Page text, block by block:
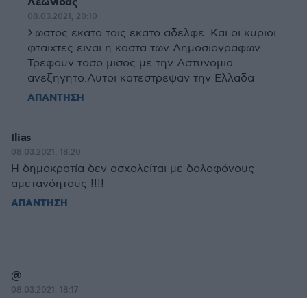
08.03.2021, 20:10
Σωστος εκατο τοις εκατο αδελφε. Και οι κυριοι
φταιχτες ειναι η καστα των Δημοσιογραφων.
Τρεφουν τοσο μισος με την Αστυνομια
ανεξηγητο.Αυτοι κατεστρεψαν την Ελλαδα
ΑΠΑΝΤΗΣΗ
Ilias
08.03.2021, 18:20
Η δημοκρατία δεν ασχολείται με δολοφόνους
αμετανόητους !!!!
ΑΠΑΝΤΗΣΗ
@
08.03.2021, 18:17